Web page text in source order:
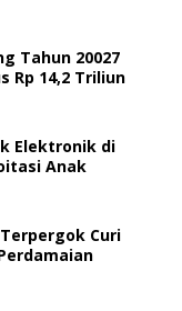
Tahun 20027
Rp 14,2 Triliun
Elektronik di
Anak
Curi